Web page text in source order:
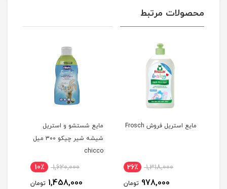
محصولات مرتبط
مایع استریل فروش Frosch
1,318,000 26٪
978,000 تومان
مایع شستشو و استریل
شیشه شیر چیکو ۳۰۰ میل
chicco
1,620,000 10٪
1,458,000 تومان